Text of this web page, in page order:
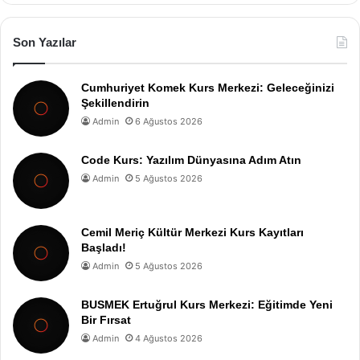
Son Yazılar
Cumhuriyet Komek Kurs Merkezi: Geleceğinizi
Şekillendirin
Admin 6 Ağustos 2026
Code Kurs: Yazılım Dünyasına Adım Atın
Admin 5 Ağustos 2026
Cemil Meriç Kültür Merkezi Kurs Kayıtları
Başladı!
Admin 5 Ağustos 2026
BUSMEK Ertuğrul Kurs Merkezi: Eğitimde Yeni
Bir Fırsat
Admin 4 Ağustos 2026